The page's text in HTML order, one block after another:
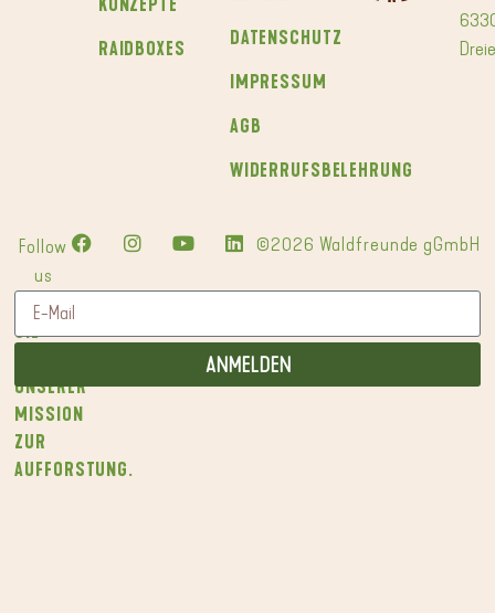
DATENSCHUTZ
IMPRESSUM
AGB
WIDERRUFSBELEHRUNG
RAIDBOXES
Follow
us
©2026 Waldfreunde gGmbH
WERDEN
SIE
UNSERER
MISSION
ZUR
AUFFORSTUNG.
ANMELDEN